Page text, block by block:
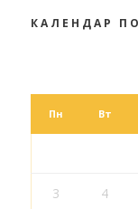
КАЛЕНДАР
Пн Вт
3 4